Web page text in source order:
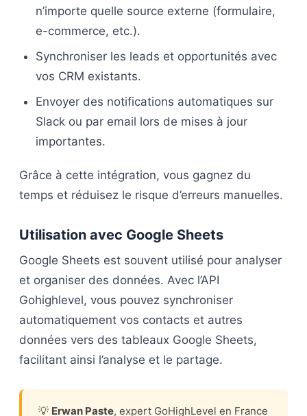
n’importe quelle source externe (formulaire,
e-commerce, etc.).
Synchroniser les leads et opportunités avec
vos CRM existants.
Envoyer des notifications automatiques sur
Slack ou par email lors de mises à jour
importantes.
Grâce à cette intégration, vous gagnez du
temps et réduisez le risque d’erreurs manuelles.
Utilisation avec Google Sheets
Google Sheets est souvent utilisé pour analyser
et organiser des données. Avec l’API
Gohighlevel, vous pouvez synchroniser
automatiquement vos contacts et autres
données vers des tableaux Google Sheets,
facilitant ainsi l’analyse et le partage.
💡 Erwan Paste, expert GoHighLevel en France